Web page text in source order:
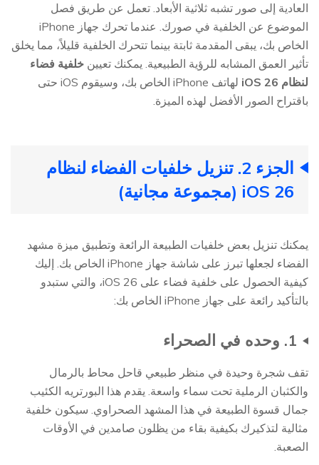
العادية إلى صور تشبه ثلاثية الأبعاد. تعمل عن طريق فصل
الموضوع عن الخلفية في صورك. عندما تحرك جهاز iPhone
الخاص بك، يبقى المقدمة ثابتة بينما تتحرك الخلفية قليلاً، مما يخلق
تأثير العمق المشابه للرؤية الطبيعية. يمكنك تعيين خلفية فضاء
لنظام iOS 26
لهاتف iPhone الخاص بك، وسيقوم iOS حتى
باقتراح الصور الأفضل لهذه الميزة.
الجزء 2. تنزيل خلفيات الفضاء لنظام
iOS 26 (مجموعة مجانية)
يمكنك تنزيل بعض خلفيات الطبيعة الرائعة وتطبيق ميزة مشهد
الفضاء لجعلها تبرز على شاشة جهاز iPhone الخاص بك. إليك
كيفية الحصول على خلفية فضاء على iOS 26، والتي ستبدو
بالتأكيد رائعة على جهاز iPhone الخاص بك:
1. وحده في الصحراء
تقف شجرة وحيدة في منظر طبيعي قاحل محاط بالرمال
والكثبان الرملية تحت سماء واسعة. يقدم هذا البورتريه الكئيب
جمال قسوة الطبيعة في هذا المشهد الصحراوي. سيكون خلفية
مثالية لتذكيرك بكيفية بقاء من يظلون صامدين في الأوقات
الصعبة.